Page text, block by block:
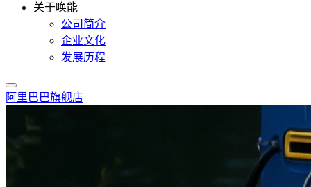
关于唤能
公司简介
企业文化
发展历程
阿里巴巴旗舰店